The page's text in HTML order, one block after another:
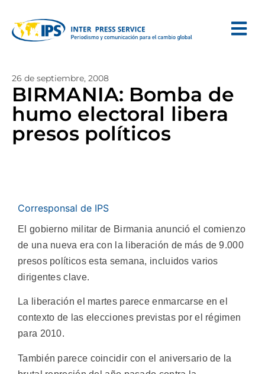
26 de septiembre, 2008
BIRMANIA: Bomba de
humo electoral libera
presos políticos
Corresponsal de IPS
El gobierno militar de Birmania anunció el comienzo
de una nueva era con la liberación de más de 9.000
presos políticos esta semana, incluidos varios
dirigentes clave.
La liberación el martes parece enmarcarse en el
contexto de las elecciones previstas por el régimen
para 2010.
También parece coincidir con el aniversario de la